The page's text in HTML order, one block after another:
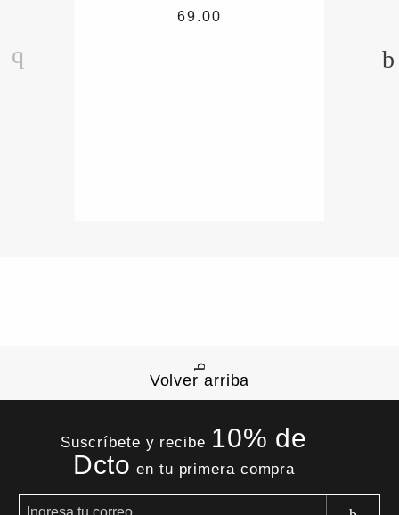
69.00
Volver arriba
Suscríbete y recibe 10% de
Dcto en tu primera compra